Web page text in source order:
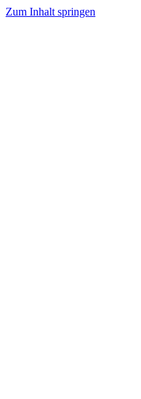
Zum Inhalt springen